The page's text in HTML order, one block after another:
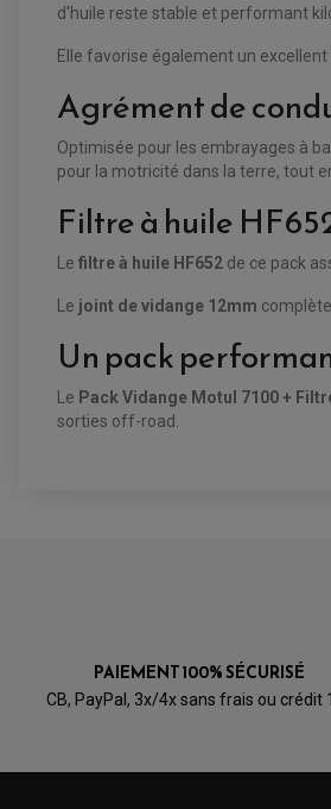
d'huile reste stable et performant
Elle favorise également un
Agrément de
Optimisée pour les embrayages à
pour la motricité dans la terre, tout
Filtre à huile
Le filtre à huile HF652 de ce pack
Le joint de vidange 12mm
Un pack
Le Pack Vidange Motul 7100 +
sorties off-road.
PAIEMENT 100% SÉCURISÉ
CB, PayPal, 3x/4x sans frais ou crédit